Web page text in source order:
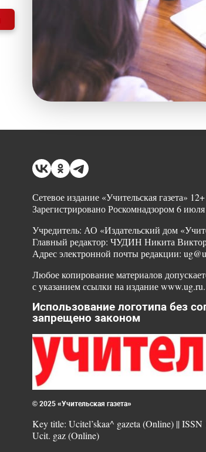
Сетевое издание «Учительская газета» 12+
Зарегистрировано Роскомнадзором 6
Учредитель: АО «Издательский дом
Главный редактор: ЧУДИН Никита
Адрес электронной почты редакции:
Любое копирование материалов
с указанием ссылки на издание www.ug.ru.
Использование логотипа без
запрещено законом
© 2025 «Учительская газета»
Key title: Ucitel’skaa^ gazeta (Online) ||
Ucit. gaz (Online)